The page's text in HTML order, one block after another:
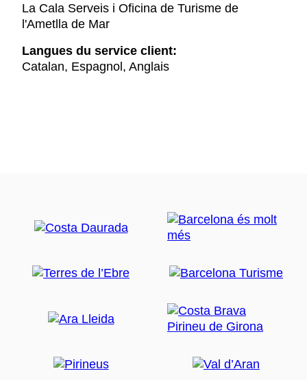
La Cala Serveis i Oficina de Turisme de
l'Ametlla de Mar
Langues du service client:
Catalan, Espagnol, Anglais